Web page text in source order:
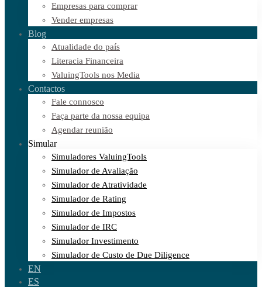
Empresas para comprar
Vender empresas
Blog
Atualidade do país
Literacia Financeira
ValuingTools nos Media
Contactos
Fale connosco
Faça parte da nossa equipa
Agendar reunião
Simular
Simuladores ValuingTools
Simulador de Avaliação
Simulador de Atratividade
Simulador de Rating
Simulador de Impostos
Simulador de IRC
Simulador Investimento
Simulador de Custo de Due Diligence
EN
ES